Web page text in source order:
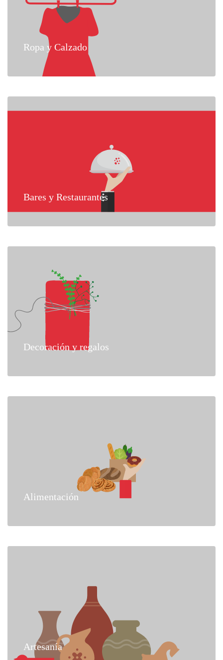
Ropa y Calzado
Bares y Restaurantes
Decoración y regalos
Alimentación
Artesanía